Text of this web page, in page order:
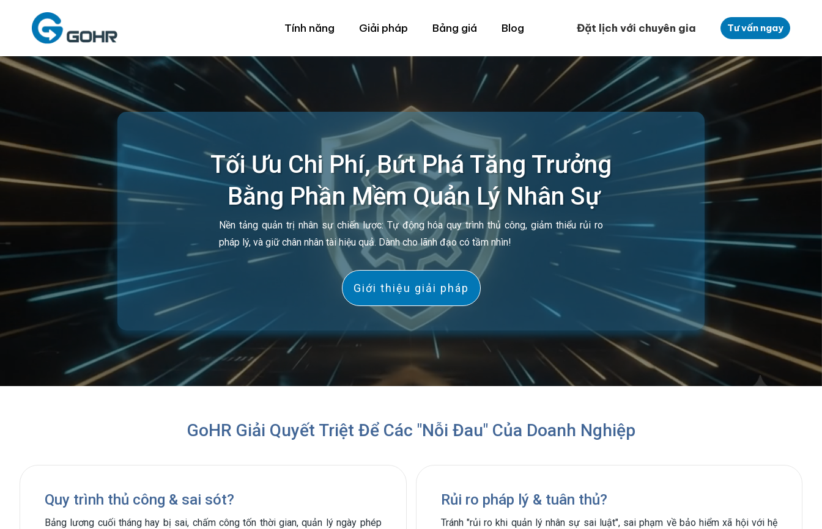
Tính năng Giải pháp Bảng giá Blog Đặt lịch với chuyên gia Tư vấn ngay
Tối Ưu Chi Phí, Bứt Phá Tăng Trưởng
Bằng Phần Mềm Quản Lý Nhân Sự
Nền tảng quản trị nhân sự chiến lược: Tự động hóa quy trình thủ công, giảm thiểu rủi ro
pháp lý, và giữ chân nhân tài hiệu quả. Dành cho lãnh đạo có tầm nhìn!
Giới thiệu giải pháp
GoHR Giải Quyết Triệt Để Các "Nỗi Đau" Của Doanh Nghiệp
Quy trình thủ công & sai sót?
Bảng lương cuối tháng hay bị sai, chấm công tốn thời gian, quản lý ngày phép
Rủi ro pháp lý & tuân thủ?
Tránh "rủi ro khi quản lý nhân sự sai luật", sai phạm về bảo hiểm xã hội với hệ